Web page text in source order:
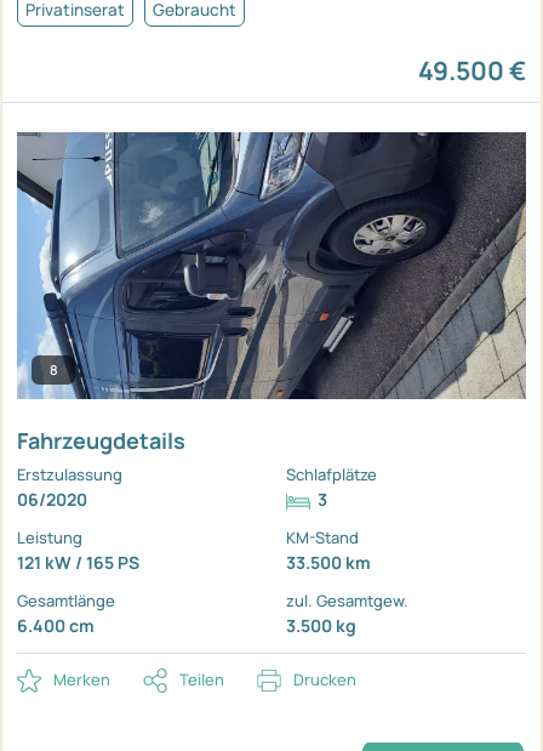
Privatinserat Gebraucht
49.500 €
8
Fahrzeugdetails
Erstzulassung
06/2020
Schlafplätze
3
Leistung
121 kW / 165 PS
KM-Stand
33.500 km
Gesamtlänge
6.400 cm
zul. Gesamtgew.
3.500 kg
Merken Teilen Drucken